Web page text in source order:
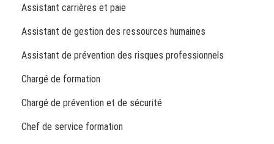
Assistant carrières et paie
Assistant de gestion des ressources humaines
Assistant de prévention des risques professionnels
Chargé de formation
Chargé de prévention et de sécurité
Chef de service formation